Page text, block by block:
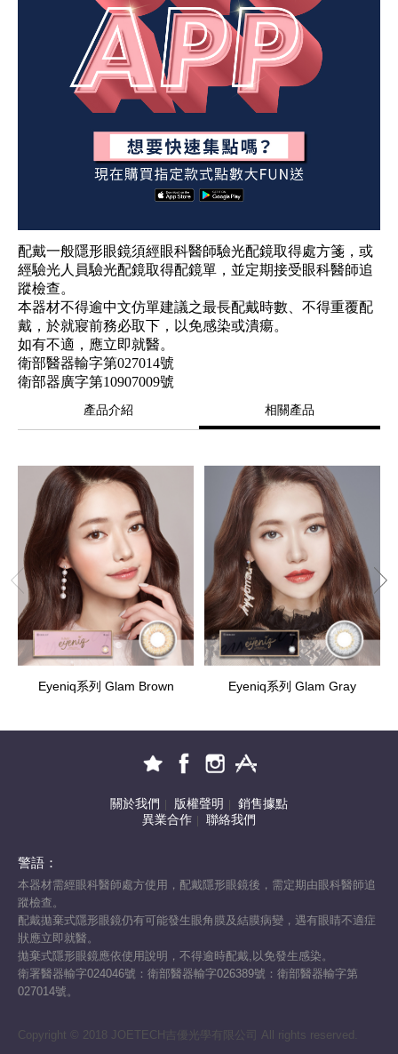
配戴一般隱形眼鏡須經眼科醫師驗光配鏡取得處方箋，或
經驗光人員驗光配鏡取得配鏡單，並定期接受眼科醫師追
蹤檢查。
本器材不得逾中文仿單建議之最長配戴時數、不得重覆配
戴，於就寢前務必取下，以免感染或潰瘍。
如有不適，應立即就醫。
衛部醫器輸字第027014號
衛部器廣字第10907009號
產品介紹 相關產品
Eyeniq系列 Glam Brown Eyeniq系列 Glam Gray
關於我們 版權聲明
銷售據點
異業合作
聯絡我們
警語：
本器材需經眼科醫師處方使用，配戴隱形眼鏡後，需定期由眼科醫師追
蹤檢查。
配戴拋棄式隱形眼鏡仍有可能發生眼角膜及結膜病變，遇有眼睛不適症
狀應立即就醫。
拋棄式隱形眼鏡應依使用說明，不得逾時配戴,以免發生感染。
衛署醫器輸字024046號：衛部醫器輸字026389號：衛部醫器輸字第
027014號。
Copyright © 2018 JOETECH吉優光學有限公司 All rights reserved.